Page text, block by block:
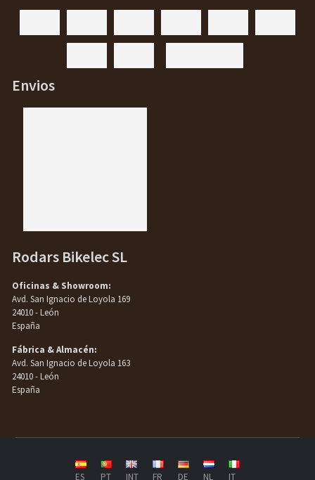
Envios
Rodars Bikelec SL
Oficinas & Showroom:
Avd. San Ignacio de Loyola 169
24010 - León
España
Fábrica & Almacén:
Avd. San Ignacio de Loyola 163
24010 - León
España
ES PT INT FR DE NL IT